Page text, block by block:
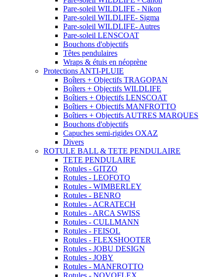
Pare-soleil WILDLIFE - Nikon
Pare-soleil WILDLIFE- Sigma
Pare-soleil WILDLIFE- Autres
Pare-soleil LENSCOAT
Bouchons d'objectifs
Têtes pendulaires
Wraps & étuis en néoprène
Protections ANTI-PLUIE
Boîters + Objectifs TRAGOPAN
Boîters + Objectifs WILDLIFE
Boîtiers + Objectifs LENSCOAT
Boîtiers + Objectifs MANFROTTO
Boîtiers + Objectifs AUTRES MARQUES
Bouchons d'objectifs
Capuches semi-rigides OXAZ
Divers
ROTULE BALL & TETE PENDULAIRE
TETE PENDULAIRE
Rotules - GITZO
Rotules - LEOFOTO
Rotules - WIMBERLEY
Rotules - BENRO
Rotules - ACRATECH
Rotules - ARCA SWISS
Rotules - CULLMANN
Rotules - FEISOL
Rotules - FLEXSHOOTER
Rotules - JOBU DESIGN
Rotules - JOBY
Rotules - MANFROTTO
Rotules - NOVOFLEX